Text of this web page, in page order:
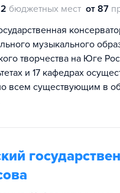
2 бюджетных мест от 87
музыкального
творчества на Юге
и 17 кафедрах
всем существующим в